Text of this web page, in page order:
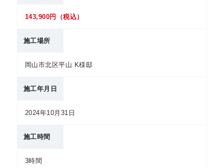
143,900円（税込）
施工場所
岡山市北区平山 K様邸
施工年月日
2024年10月31日
施工時間
3時間